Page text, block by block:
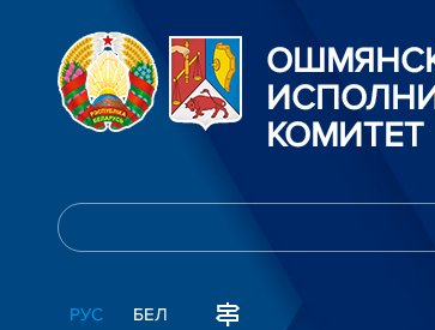
КОМИТЕТ
РУС БЕЛ